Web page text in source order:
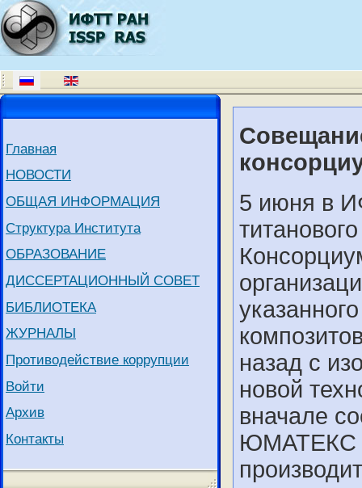
Главная
НОВОСТИ
ОБЩАЯ ИНФОРМАЦИЯ
Структура Института
ОБРАЗОВАНИЕ
ДИССЕРТАЦИОННЫЙ СОВЕТ
БИБЛИОТЕКА
ЖУРНАЛЫ
Противодействие коррупции
Войти
Архив
Контакты
5 июня в
назад с
новой
вначале
ЮМАТЕКС